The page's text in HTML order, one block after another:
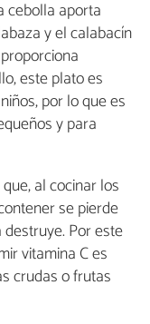
cebolla aporta
y el calabacín
este plato es
por lo que es
y para
al cocinar los
se pierde
Por este
vitamina C es
crudas o frutas